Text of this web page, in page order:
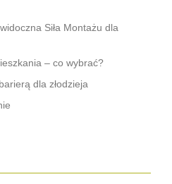
Siła Montażu dla
– co wybrać?
dla złodzieja